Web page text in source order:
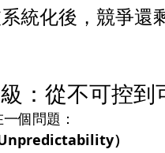
系統化後，競爭還
：從不可控到
個問題：
）